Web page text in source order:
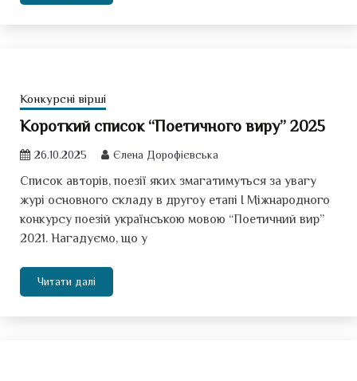
Конкурсні вірші
Короткий список “Поетичного виру” 2025
26.10.2025 Єлена Дорофієвська
Список авторів, поезії яких змагатимуться за увагу
журі основного складу в другоу етапі І Міжнародного
конкурсу поезій українською мовою “Поетичний вир”
2021. Нагадуємо, що у
Читати далі